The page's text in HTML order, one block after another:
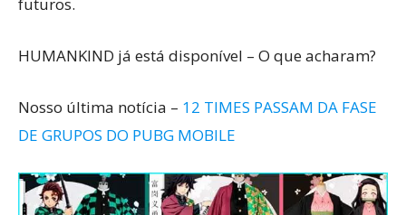
futuros.
HUMANKIND já está disponível – O que acharam?
Nosso última notícia – 12 TIMES PASSAM DA FASE
DE GRUPOS DO PUBG MOBILE